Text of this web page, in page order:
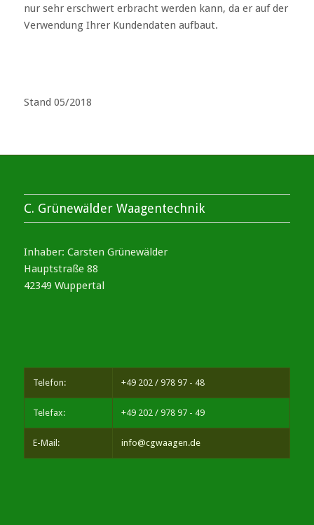
nur sehr erschwert erbracht werden kann, da er auf der
Verwendung Ihrer Kundendaten aufbaut.
Stand 05/2018
C. Grünewälder Waagentechnik
Inhaber: Carsten Grünewälder
Hauptstraße 88
42349 Wuppertal
Telefon: +49 202 / 978 97 - 48
Telefax: +49 202 / 978 97 - 49
E-Mail: info@cgwaagen.de